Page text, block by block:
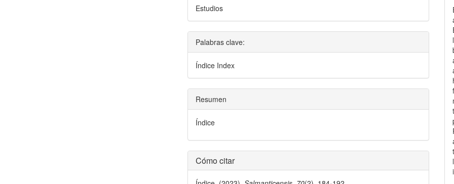
Estudios
Palabras clave:
Índice Index
Resumen
Índice
Detalles
del
Cómo citar